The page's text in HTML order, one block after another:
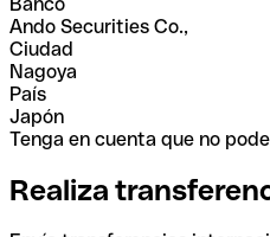
Ando Securities Co.,
Ciudad
Nagoya
País
Japón
Tenga en cuenta que no
Realiza